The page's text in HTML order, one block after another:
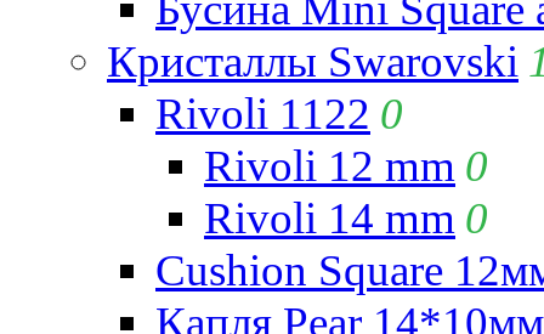
Кристаллы Swarovski
Rivoli 1122 0
Rivoli 12 mm 0
Rivoli 14 mm 0
Cushion Square
Капля Pear